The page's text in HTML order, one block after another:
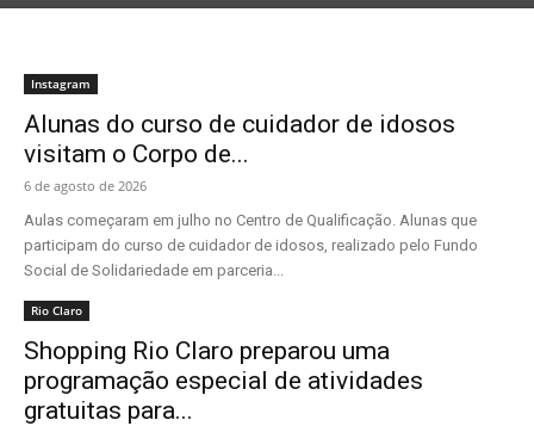
Instagram
Alunas do curso de cuidador de idosos
visitam o Corpo de...
6 de agosto de 2026
Aulas começaram em julho no Centro de Qualificação. Alunas que
participam do curso de cuidador de idosos, realizado pelo Fundo
Social de Solidariedade em parceria...
Rio Claro
Shopping Rio Claro preparou uma
programação especial de atividades
gratuitas para...